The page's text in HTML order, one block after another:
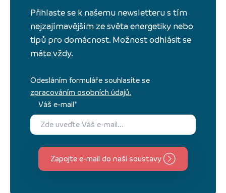
Přihlaste se k našemu newsletteru s tím
nejzajímavějším ze světa energetiky nebo
tipů pro domácnost. Možnost odhlásit se
máte vždy.
Odesláním formuláře souhlasíte se
zpracováním osobních údajů.
Váš e-mail*
Zapojte e-mail do naši soustavy